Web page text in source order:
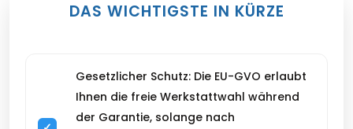
DAS WICHTIGSTE IN KÜRZE
Gesetzlicher Schutz: Die EU-GVO erlaubt
Ihnen die freie Werkstattwahl während
der Garantie, solange nach